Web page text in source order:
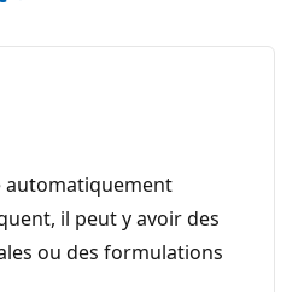
automatiquement
il peut y avoir des
ou des formulations